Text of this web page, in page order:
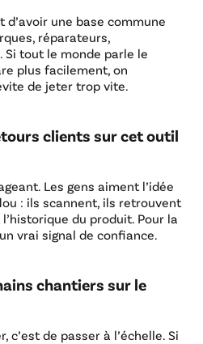
d’avoir une base commune
réparateurs,
tout le monde parle le
plus facilement, on
de jeter trop vite.
clients sur cet outil
Les gens aiment l’idée
: ils scannent, ils retrouvent
du produit. Pour la
vrai signal de confiance.
chantiers sur le
c’est de passer à l’échelle. Si